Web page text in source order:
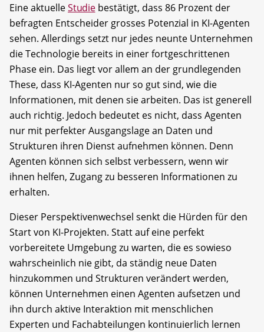
Eine aktuelleStudiebestätigt, dass 86 Prozent der
befragten Entscheider grosses Potenzial in KI-Agenten
sehen. Allerdings setzt nur jedes neunte Unternehmen
die Technologie bereits in einer fortgeschrittenen
Phase ein. Das liegt vor allem an der grundlegenden
These, dass KI-Agenten nur so gut sind, wie die
Informationen, mit denen sie arbeiten. Das ist generell
auch richtig. Jedoch bedeutet es nicht, dass Agenten
nur mit perfekter Ausgangslage an Daten und
Strukturen ihren Dienst aufnehmen können. Denn
Agenten können sich selbst verbessern, wenn wir
ihnen helfen, Zugang zu besseren Informationen zu
erhalten.
Dieser Perspektivenwechsel senkt die Hürden für den
Start von KI-Projekten. Statt auf eine perfekt
vorbereitete Umgebung zu warten, die es sowieso
wahrscheinlich nie gibt, da ständig neue Daten
hinzukommen und Strukturen verändert werden,
können Unternehmen einen Agenten aufsetzen und
ihn durch aktive Interaktion mit menschlichen
Experten und Fachabteilungen kontinuierlich lernen